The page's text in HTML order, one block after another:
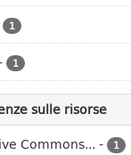
1
1
sulle risorse
Commons... - 1